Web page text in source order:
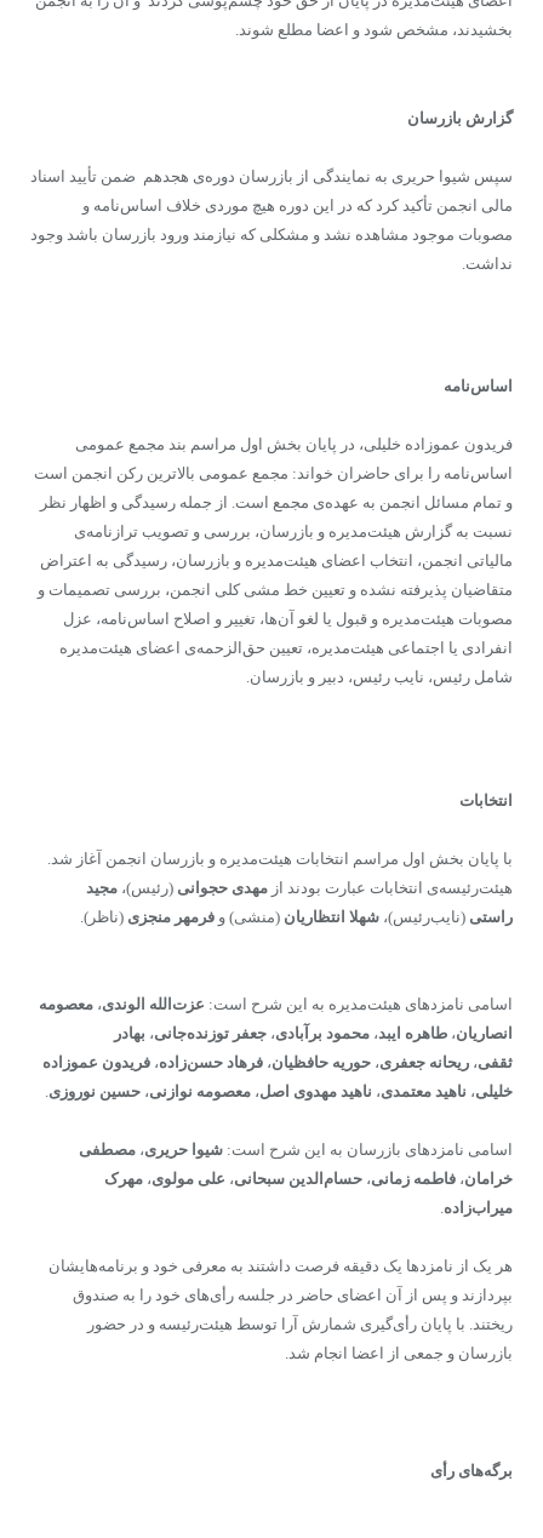
بخشیدند، مشخص شود و اعضا مطلع شوند.
گزارش بازرسان
سپس شیوا حریری به نمایندگی از بازرسان دوره‌ی هجدهم ضمن تأیید اسناد
مالی انجمن تأکید کرد که در این دوره هیچ موردی خلاف اساس‌نامه و
مصوبات موجود مشاهده نشد و مشکلی که نیازمند ورود بازرسان باشد وجود
نداشت.
اساس‌نامه
فریدون عموزاده خلیلی، در پایان بخش اول مراسم بند مجمع عمومی
اساس‌نامه را برای حاضران خواند: مجمع عمومی بالاترین رکن انجمن است
و تمام مسائل انجمن به عهده‌ی مجمع است. از جمله رسیدگی و اظهار نظر
نسبت به گزارش هیئت‌مدیره و بازرسان، بررسی و تصویب ترازنامه‌ی
مالیاتی انجمن، انتخاب اعضای هیئت‌مدیره و بازرسان، رسیدگی به اعتراض
متقاضیان پذیرفته نشده و تعیین خط مشی کلی انجمن، بررسی تصمیمات و
مصوبات هیئت‌مدیره و قبول یا لغو آن‌ها، تغییر و اصلاح اساس‌نامه، عزل
انفرادی یا اجتماعی هیئت‌مدیره، تعیین حق‌الزحمه‌ی اعضای هیئت‌مدیره
شامل رئیس، نایب رئیس، دبیر و بازرسان.
انتخابات
با پایان بخش اول مراسم انتخابات هیئت‌مدیره و بازرسان انجمن آغاز شد.
هیئت‌رئیسه‌ی انتخابات عبارت بودند از مهدی حجوانی (رئیس)، مجید
راستی (نایب‌رئیس)، شهلا انتظاریان (منشی) و فرمهر منجزی (ناظر).
اسامی نامزدهای هیئت‌مدیره به این شرح است: عزت‌الله الوندی، معصومه
انصاریان، طاهره ایبد، محمود برآبادی، جعفر توزنده‌جانی، بهادر
ثقفی، ریحانه جعفری، حوریه حافظیان، فرهاد حسن‌زاده، فریدون عموزاده
خلیلی، ناهید معتمدی، ناهید مهدوی اصل، معصومه نوازنی، حسین نوروزی
اسامی نامزدهای بازرسان به این شرح است: شیوا حریری، مصطفی
خرامان، فاطمه زمانی، حسام‌الدین سبحانی، علی مولوی، مهرک
میراب‌زاده.
هر یک از نامزدها یک دقیقه فرصت داشتند به معرفی خود و برنامه‌هایشان
بپردازند و پس از آن اعضای حاضر در جلسه رأی‌های خود را به صندوق
ریختند. با پایان رأی‌گیری شمارش آرا توسط هیئت‌رئیسه و در حضور
بازرسان و جمعی از اعضا انجام شد.
برگه‌های‌ رأی